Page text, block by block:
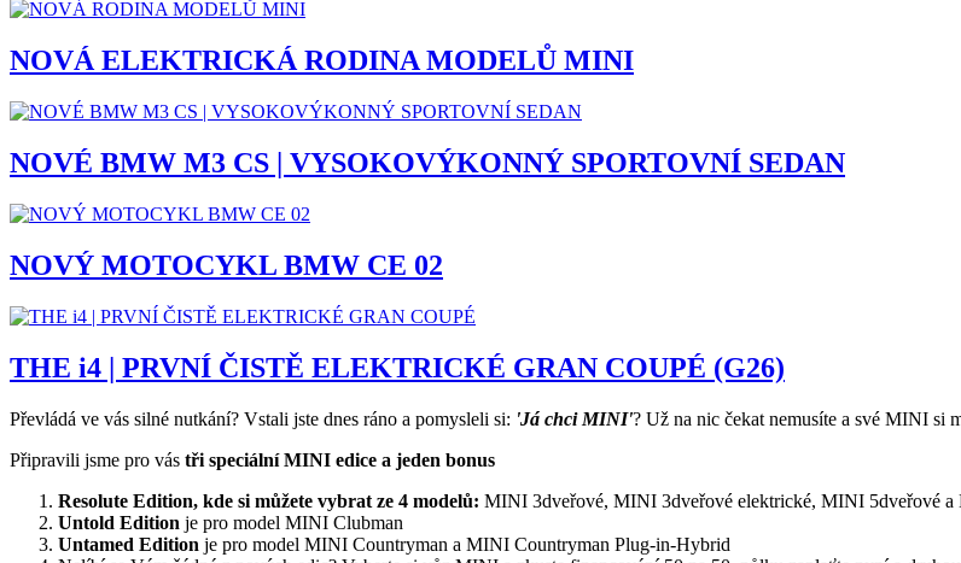
NOVÁ ELEKTRICKÁ RODINA MODELŮ MINI
NOVÉ BMW M3 CS | VYSOKOVÝKONNÝ SPORTOVNÍ SEDAN
NOVÝ MOTOCYKL BMW CE 02
THE i4 | PRVNÍ ČISTĚ ELEKTRICKÉ GRAN COUPÉ (G26)
Převládá ve vás silné nutkání? Vstali jste dnes ráno a pomysleli si: 'Já chci MINI'? Už na nic čekat nemusíte a své MINI si
Připravili jsme pro vás tři speciální MINI edice a jeden bonus
Resolute Edition, kde si můžete vybrat ze 4 modelů: MINI 3dveřové, MINI 3dveřové elektrické, MINI 5dveřové
Untold Edition je pro model MINI Clubman
Untamed Edition je pro model MINI Countryman a MINI Countryman Plug-in-Hybrid